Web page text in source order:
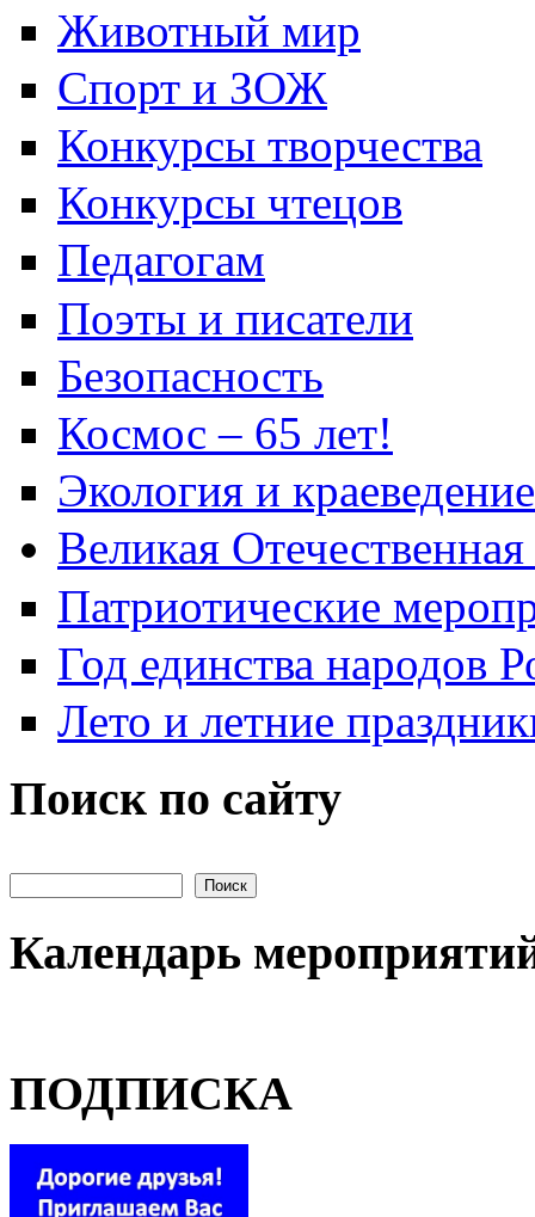
Животный мир
Спорт и ЗОЖ
Конкурсы творчества
Конкурсы чтецов
Педагогам
Поэты и писатели
Безопасность
Космос – 65 лет!
Экология и краеведение
Великая
Патриотические
Год единства народов
Лето и летние
Поиск по сайту
Календарь
ПОДПИСКА